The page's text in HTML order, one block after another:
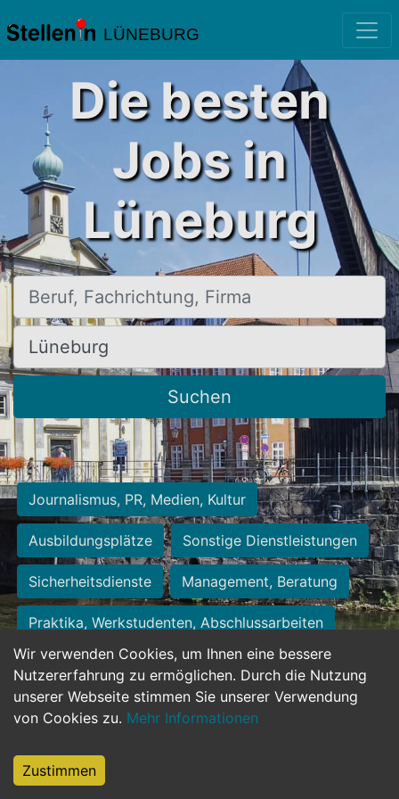
LÜNEBURG
Wir verwenden Cookies, um Ihnen eine bessere
Nutzererfahrung zu ermöglichen. Durch die Nutzung
unserer Webseite stimmen Sie unserer Verwendung
von Cookies zu. Mehr Informationen
Zustimmen
Die besten
Jobs in
Lüneburg
Beruf, Fachrichtung, Firma
Ort, Stadt
Suchen
Journalismus, PR, Medien, Kultur
Ausbildungsplätze Sonstige Dienstleistungen
Sicherheitsdienste Management, Beratung
Praktika, Werkstudenten, Abschlussarbeiten
Personalwesen Assistenz, Sekretariat
Hilfskräfte, Aushilfs- und Nebenjobs
Weiterbildung, Studium, duale Ausbildung